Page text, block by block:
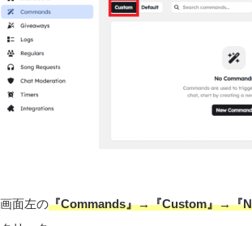
画面左の『Commands』→『Custom』→『